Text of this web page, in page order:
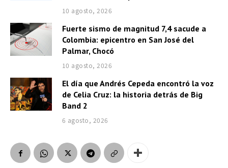
10 agosto, 2026
Fuerte sismo de magnitud 7,4 sacude a
Colombia: epicentro en San José del
Palmar, Chocó
10 agosto, 2026
El día que Andrés Cepeda encontró la voz
de Celia Cruz: la historia detrás de Big
Band 2
6 agosto, 2026